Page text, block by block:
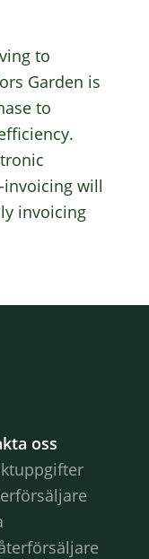
to
Garden is
to
invoicing will
invoicing
oss